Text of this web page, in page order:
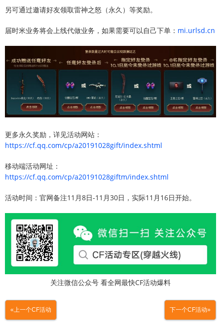
另可通过邀请好友领取雷神之怒（永久）等奖励。
届时米业务将会上线代做业务，如果需要可以自己下单： mi.urlsd.cn
更多永久奖励，详见活动网站：
https://cf.qq.com/cp/a20191028gift/index.shtml
移动端活动网址：
https://cf.qq.com/cp/a20191028giftm/index.shtml
活动时间：官网备注11月8日-11月30日，实际11月16日开始。
关注微信公众号 看全网最快CF活动爆料
«上一个CF活动 下一个CF活动»